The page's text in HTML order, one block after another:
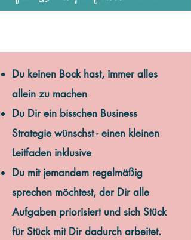
Du keinen Bock hast, immer alles
allein zu machen
Du Dir ein bisschen Business
Strategie wünschst - einen kleinen
Leitfaden inklusive
Du mit jemandem regelmäßig
sprechen möchtest, der Dir alle
Aufgaben priorisiert und sich Stück
für Stück mit Dir dadurch arbeitet.